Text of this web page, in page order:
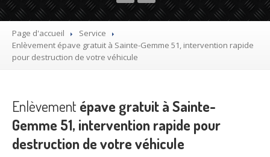
Utilitaire
Démolisseuragrée VHU gratuit
Mettre à la casse sa voiture
Recyclagevoiture usagée gratuit
Destructionde voiture agréé
Epaviste Gratuit
Page d'accueil
Service
Enlèvement épave gratuit à Sainte-Gemme 51, intervention rapide
pour destruction de votre véhicule
Enlèvement épave gratuit à Sainte-
Gemme 51, intervention rapide pour
destruction de votre véhicule